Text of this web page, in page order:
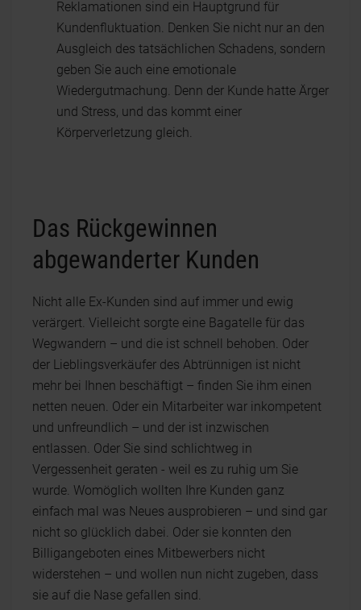
Reklamationen sind ein Hauptgrund für
Kundenfluktuation. Denken Sie nicht nur an den
Ausgleich des tatsächlichen Schadens, sondern
geben Sie auch eine emotionale
Wiedergutmachung. Denn der Kunde hatte Ärger
und Stress, und das kommt einer
Körperverletzung gleich.
Das Rückgewinnen
abgewanderter Kunden
Nicht alle Ex-Kunden sind auf immer und ewig
verärgert. Vielleicht sorgte eine Bagatelle für das
Wegwandern – und die ist schnell behoben. Oder
der Lieblingsverkäufer des Abtrünnigen ist nicht
mehr bei Ihnen beschäftigt – finden Sie ihm einen
netten neuen. Oder ein Mitarbeiter war inkompetent
und unfreundlich – und der ist inzwischen
entlassen. Oder Sie sind schlichtweg in
Vergessenheit geraten - weil es zu ruhig um Sie
wurde. Womöglich wollten Ihre Kunden ganz
einfach mal was Neues ausprobieren – und sind gar
nicht so glücklich dabei. Oder sie konnten den
Billigangeboten eines Mitbewerbers nicht
widerstehen – und wollen nun nicht zugeben, dass
sie auf die Nase gefallen sind.